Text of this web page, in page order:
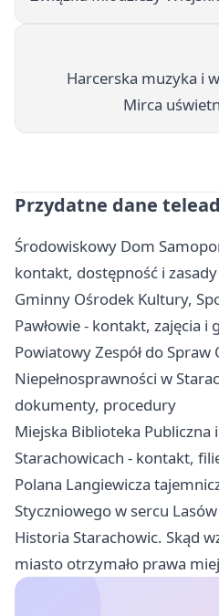
Harcerska muzyka i
Mirca
Przydatne dane
Środowiskowy Dom
kontakt, dostępność i
Gminny Ośrodek Kultury,
Pawłowie - kontakt, zajęcia
Powiatowy Zespół do Spraw
Niepełnosprawności w
dokumenty, procedury
Miejska Biblioteka
Starachowicach - kontakt,
Polana Langiewicza
Styczniowego w sercu
Historia Starachowic. Skąd
miasto otrzymało prawa